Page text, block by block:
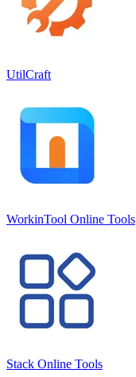
UtilCraft
WorkinTool Online Tools
Stack Online Tools